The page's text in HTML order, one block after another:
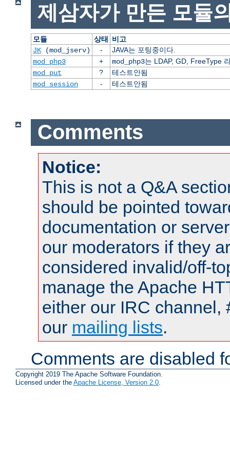
제삼자가 만든 모듈
모듈 상태 비고
JK(mod_jserv) -
JAVA는 포팅중이다.
mod_php3
+ mod_php3는 LDAP, GD, FreeType
mod_put
?
테스트안됨
mod_session
- 테스트안됨
Comments
Notice:
This is not a Q&A
should be pointed
documentation or
our moderators if they
considered invalid/off-
manage the Apache
either our IRC channel,
our mailing lists.
Comments are disabled
Copyright 2019 The Apache Software Foundation.
Licensed under the Apache License, Version 2.0.